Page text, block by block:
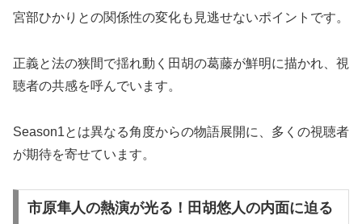
宮部ひかりとの関係性の変化も見逃せないポイントです。
正義と法の狭間で揺れ動く田胡の葛藤が鮮明に描かれ、視
聴者の共感を呼んでいます。
Season1とは異なる角度からの物語展開に、多くの視聴者
が期待を寄せています。
市原隼人の熱演が光る！田胡悠人の内面に迫る